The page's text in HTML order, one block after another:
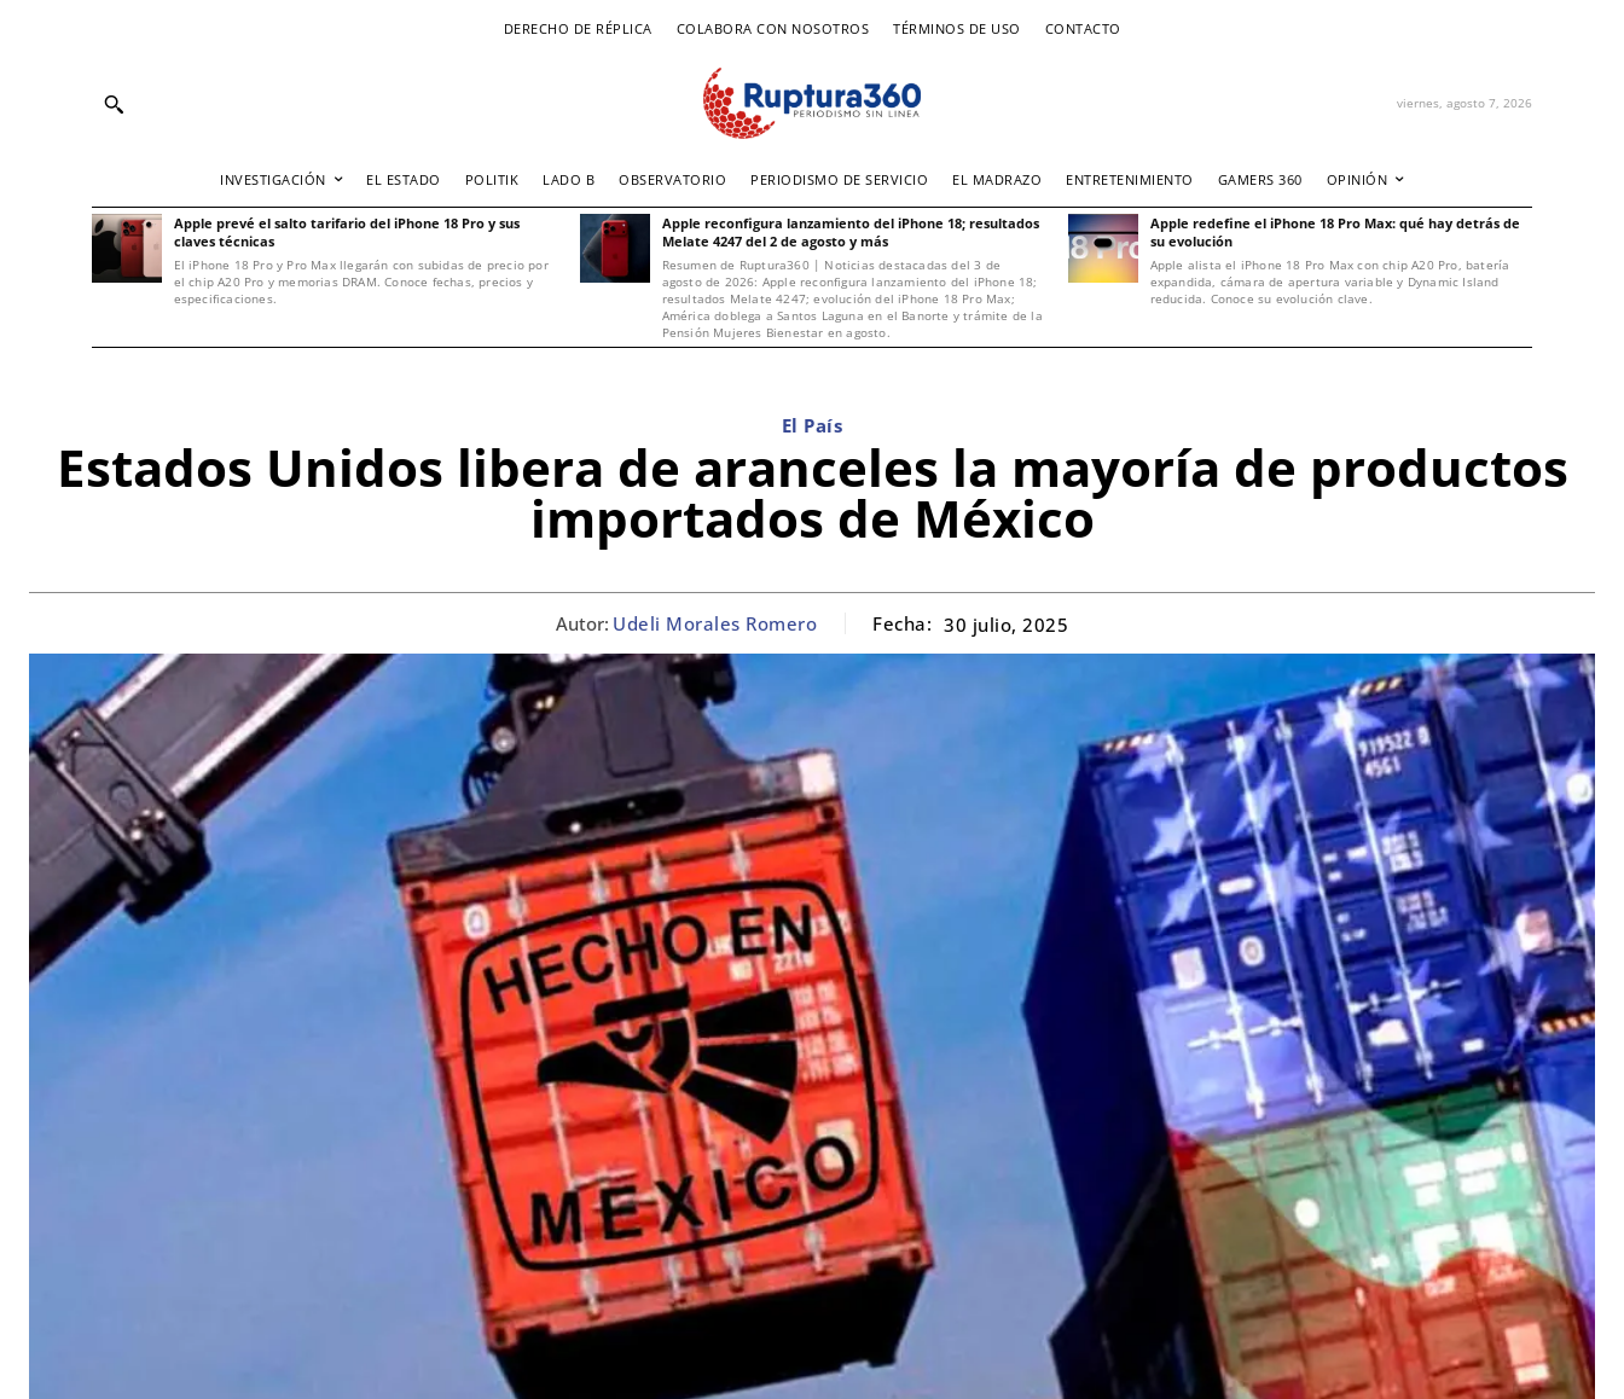
DERECHO DE RÉPLICA COLABORA CON NOSOTROS TÉRMINOS DE USO CONTACTO
viernes, agosto 7, 2026
INVESTIGACIÓN EL ESTADO POLITIK LADO B OBSERVATORIO PERIODISMO DE SERVICIO EL MADRAZO ENTRETENIMIENTO GAMERS 360 OPINIÓN
Apple prevé el salto tarifario del iPhone 18 Pro y sus
claves técnicas
El iPhone 18 Pro y Pro Max llegarán con subidas de precio por
el chip A20 Pro y memorias DRAM. Conoce fechas, precios y
especificaciones.
Apple reconfigura lanzamiento del iPhone 18; resultados
Melate 4247 del 2 de agosto y más
Resumen de Ruptura360 | Noticias destacadas del 3 de
agosto de 2026: Apple reconfigura lanzamiento del iPhone 18;
resultados Melate 4247; evolución del iPhone 18 Pro Max;
América doblega a Santos Laguna en el Banorte y trámite de la
Pensión Mujeres Bienestar en agosto.
Apple redefine el iPhone 18 Pro Max: qué hay detrás de
su evolución
Apple alista el iPhone 18 Pro Max con chip A20 Pro, batería
expandida, cámara de apertura variable y Dynamic Island
reducida. Conoce su evolución clave.
El País
Estados Unidos libera de aranceles la mayoría de productos
importados de México
Autor: Udeli Morales Romero Fecha: 30 julio, 2025